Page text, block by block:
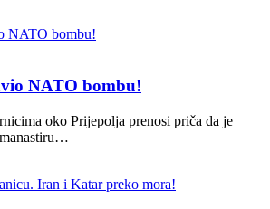
NATO bombu!
oko Prijepolja prenosi priča da je